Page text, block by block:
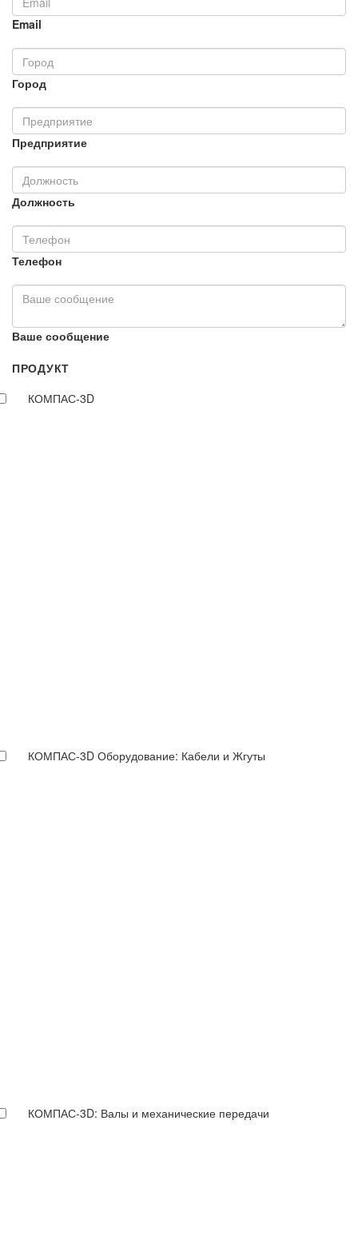
Email
Город
Предприятие
Должность
Телефон
Ваше сообщение
ПРОДУКТ
КОМПАС-3D
КОМПАС-3D Оборудование: Кабели и Жгуты
КОМПАС-3D: Валы и механические передачи